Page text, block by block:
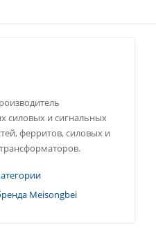
силовых и сигнальных
ферритов, силовых и
Meisongbei